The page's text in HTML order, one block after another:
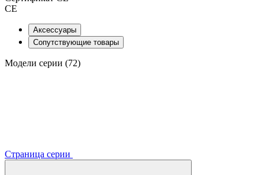
CE
Аксессуары
Сопутствующие товары
Модели серии (72)
Страница серии